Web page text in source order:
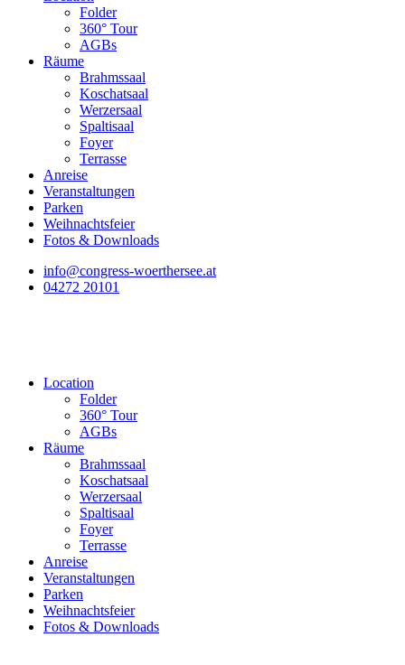
Folder
360° Tour
AGBs
Räume
Brahmssaal
Koschatsaal
Werzersaal
Spaltisaal
Foyer
Terrasse
Anreise
Veranstaltungen
Parken
Weihnachtsfeier
Fotos & Downloads
info@congress-woerthersee.at
04272 20101
Location
Folder
360° Tour
AGBs
Räume
Brahmssaal
Koschatsaal
Werzersaal
Spaltisaal
Foyer
Terrasse
Anreise
Veranstaltungen
Parken
Weihnachtsfeier
Fotos & Downloads